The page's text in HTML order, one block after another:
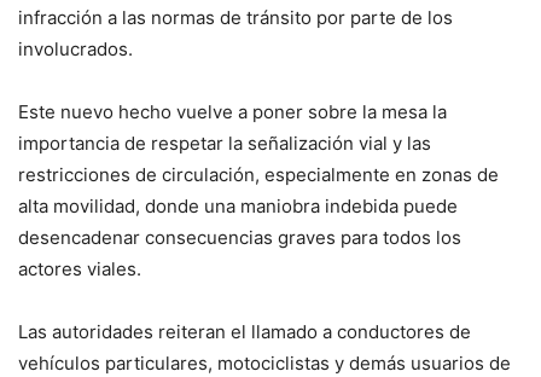
infracción a las normas de tránsito por parte de los
involucrados.
Este nuevo hecho vuelve a poner sobre la mesa la
importancia de respetar la señalización vial y las
restricciones de circulación, especialmente en zonas de
alta movilidad, donde una maniobra indebida puede
desencadenar consecuencias graves para todos los
actores viales.
Las autoridades reiteran el llamado a conductores de
vehículos particulares, motociclistas y demás usuarios de